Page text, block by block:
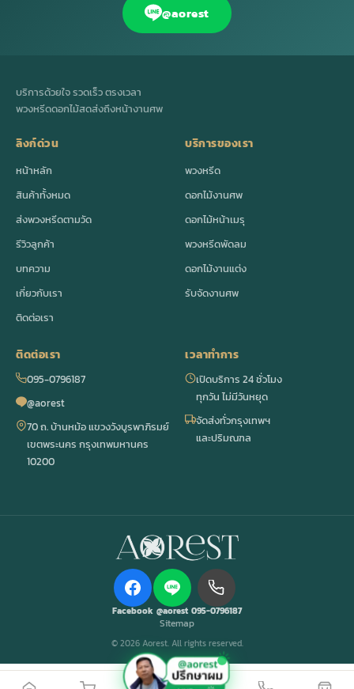
@aorest
บริการด้วยใจ รวดเร็ว ตรงเวลา
พวงหรีดดอกไม้สดส่งถึงหน้างานศพ
ลิงก์ด่วน
หน้าหลัก
สินค้าทั้งหมด
ส่งพวงหรีดตามวัด
รีวิวลูกค้า
บทความ
เกี่ยวกับเรา
ติดต่อเรา
บริการของเรา
พวงหรีด
ดอกไม้งานศพ
ดอกไม้หน้าเมรุ
พวงหรีดพัดลม
ดอกไม้งานแต่ง
รับจัดงานศพ
ติดต่อเรา
095-0796187
@aorest
70 ถ. บ้านหม้อ แขวงวังบูรพาภิรมย์
เขตพระนคร กรุงเทพมหานคร
10200
เวลาทำการ
เปิดบริการ 24 ชั่วโมง
ทุกวัน ไม่มีวันหยุด
จัดส่งทั่วกรุงเทพฯ
และปริมณฑล
Facebook @aorest 095-0796187
Sitemap
© 2026 Aorest. All rights reserved.